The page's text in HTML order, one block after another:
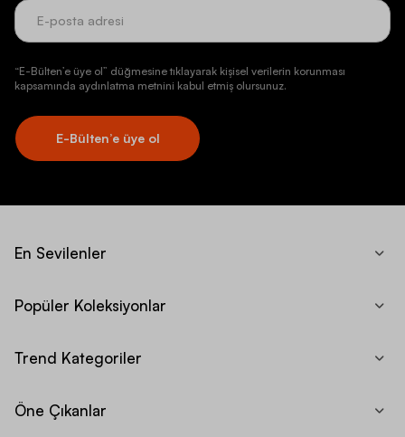
“E-Bülten’e üye ol” düğmesine tıklayarak kişisel verilerin korunması
kapsamında aydınlatma metnini kabul etmiş olursunuz.
E-Bülten’e üye ol
En Sevilenler
Popüler Koleksiyonlar
Trend Kategoriler
Öne Çıkanlar